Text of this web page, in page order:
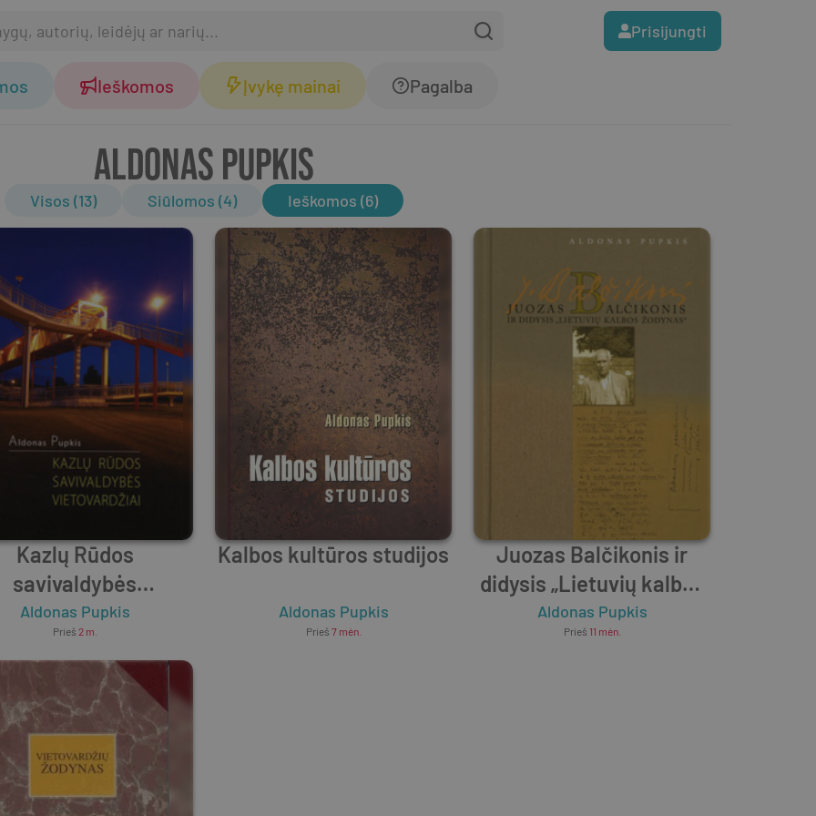
Prisijungti
Ieškomos Įvykę mainai Pagalba
ALDONAS PUPKIS
Visos (13) Siūlomos (4) Ieškomos (6)
Kazlų Rūdos
savivaldybės
vietovardžiai
Aldonas Pupkis
Prieš 2 m.
Kalbos kultūros studijos
Aldonas Pupkis
Prieš 7 mėn.
Juozas Balčikonis ir
didysis „Lietuvių kalbos
žodynas“
Aldonas Pupkis
Prieš 11 mėn.